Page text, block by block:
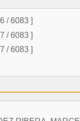
/ 6083 ]
/ 6083 ]
/ 6083 ]